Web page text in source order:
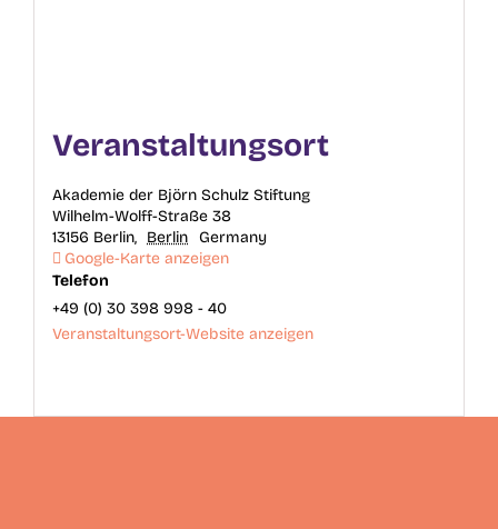
Veranstaltungsort
Akademie der Björn Schulz Stiftung
Wilhelm-Wolff-Straße 38
13156 Berlin, Berlin Germany
Google-Karte anzeigen
Telefon
+49 (0) 30 398 998 - 40
Veranstaltungsort-Website anzeigen